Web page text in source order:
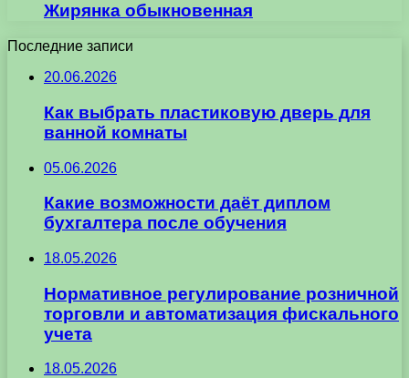
Жирянка обыкновенная
Последние записи
20.06.2026
Как выбрать пластиковую дверь для
ванной комнаты
05.06.2026
Какие возможности даёт диплом
бухгалтера после обучения
18.05.2026
Нормативное регулирование розничной
торговли и автоматизация фискального
учета
18.05.2026